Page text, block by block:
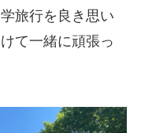
旅行を良き思い
て一緒に頑張っ